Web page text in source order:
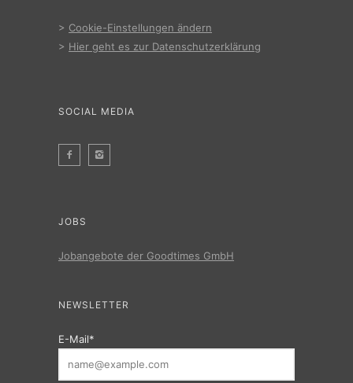
> Cookie-Einstellungen ändern
> Hier geht es zur Datenschutzerklärung
SOCIAL MEDIA
JOBS
Jobangebote der Goodtimes GmbH
NEWSLETTER
E-Mail*